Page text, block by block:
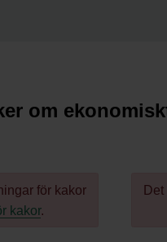
om
för kakor
kakor.